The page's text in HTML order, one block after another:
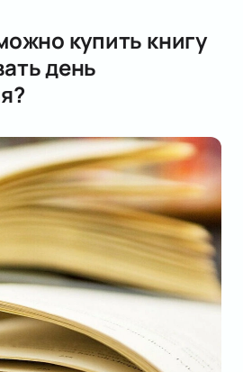
купить книгу
день